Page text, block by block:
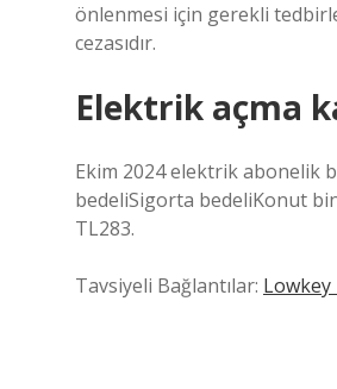
önlenmesi için gerekli
cezasıdır.
Elektrik açma
Ekim 2024 elektrik abonelik
bedeliSigorta bedeliKonut
TL283.
Tavsiyeli Bağlantılar: Lowkey